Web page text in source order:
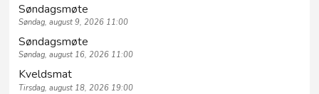
Søndagsmøte
Søndag, august 9, 2026 11:00
Søndagsmøte
Søndag, august 16, 2026 11:00
Kveldsmat
Tirsdag, august 18, 2026 19:00